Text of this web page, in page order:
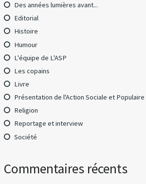
Des années lumières avant...
Editorial
Histoire
Humour
L'équipe de L'ASP
Les copains
Livre
Présentation de l'Action Sociale et Populaire
Religion
Reportage et interview
Société
Commentaires récents